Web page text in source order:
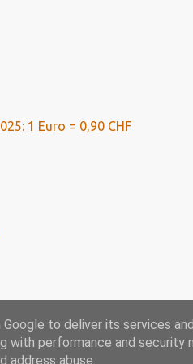
1 Euro = 0,90 CHF
mit Ausblick bis 2024
to deliver its services
with performance and
abuse.